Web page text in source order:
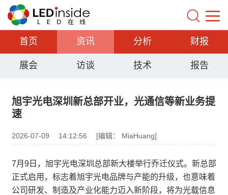
首页 资讯 分析 财报
展会 访谈 技术 报告
旭宇光电深圳新总部开业，光通信等新业务提
速
2026-07-09 14:12:56 [编辑： MiaHuang]
7月9日，旭宇光电深圳总部新大楼举行乔迁仪式。新总部
正式启用，标志着旭宇光电品牌与产能的升级，也意味着
公司研发、制造及产业化能力迈入新阶段，将为光载信息